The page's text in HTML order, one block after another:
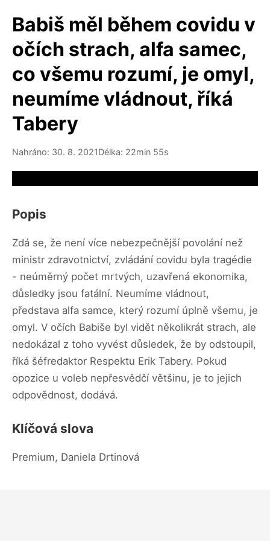
Babiš měl během covidu v
očích strach, alfa samec,
co všemu rozumí, je omyl,
neumíme vládnout, říká
Tabery
Nahráno: 30. 8. 2021Délka: 22min 55s
Popis
Zdá se, že není více nebezpečnější povolání než
ministr zdravotnictví, zvládání covidu byla tragédie
- neúměrný počet mrtvých, uzavřená ekonomika,
důsledky jsou fatální. Neumíme vládnout,
představa alfa samce, který rozumí úplně všemu, je
omyl. V očích Babiše byl vidět několikrát strach, ale
nedokázal z toho vyvést důsledek, že by odstoupil,
říká šéfredaktor Respektu Erik Tabery. Pokud
opozice u voleb nepřesvědčí většinu, je to jejich
odpovědnost, dodává.
Klíčová slova
Premium, Daniela Drtinová